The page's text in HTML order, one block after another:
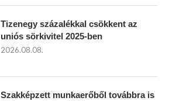
Tizenegy százalékkal csökkent az
uniós sörkivitel 2025-ben
2026.08.08.
Szakképzett munkaerőből továbbra is